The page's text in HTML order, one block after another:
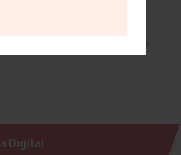
Leer más »
Digital